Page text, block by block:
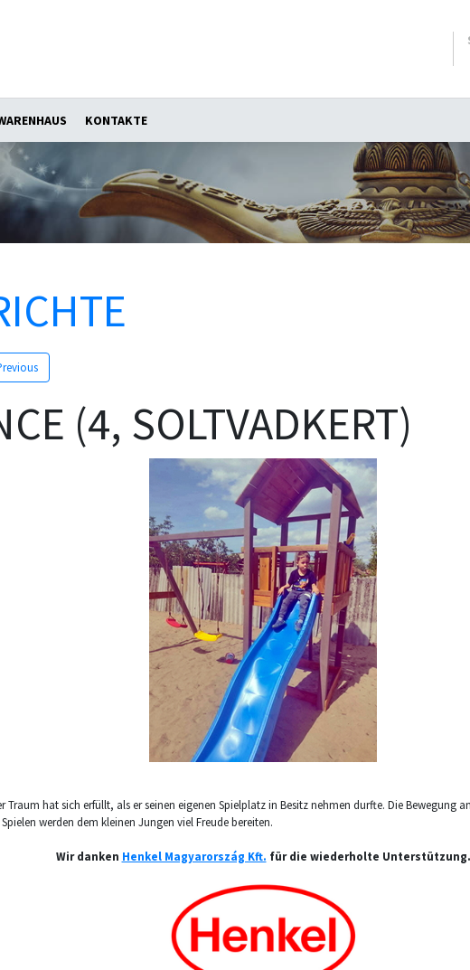
KONTAKTE
(4, SOLTVADKERT)
Traum hat sich erfüllt, als er seinen eigenen Spielplatz in Besitz nehmen durfte. Die Bewegung
werden dem kleinen Jungen viel Freude bereiten.
Wir danken Henkel Magyarország Kft. für die wiederholte Unterstützung.